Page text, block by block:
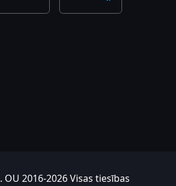
OU 2016-2026 Visas tiesības